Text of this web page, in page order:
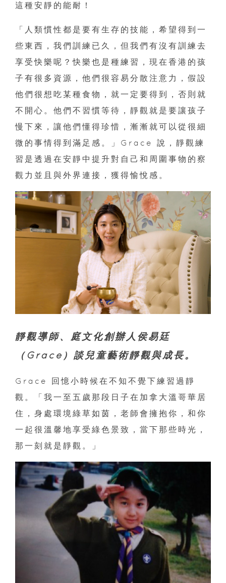
這種安靜的能耐！
「人類慣性都是要有生存的技能，希望得到一
些東西，我們訓練已久，但我們有沒有訓練去
享受快樂呢？快樂也是種練習，現在香港的孩
子有很多資源，他們很容易分散注意力，假設
他們很想吃某種食物，就一定要得到，否則就
不開心。他們不習慣等待，靜觀就是要讓孩子
慢下來，讓他們懂得珍惜，漸漸就可以從很細
微的事情得到滿足感。」Grace 說，靜觀練
習是透過在安靜中提升對自己和周圍事物的察
觀力並且與外界連接，獲得愉悅感。
靜觀導師、庭文化創辦人侯易廷
（Grace）談兒童藝術靜觀與成長。
Grace 回憶小時候在不知不覺下練習過靜
觀。「我一至五歲那段日子在加拿大溫哥華居
住，身處環境綠草如茵，老師會擁抱你，和你
一起很溫馨地享受綠色景致，當下那些時光，
那一刻就是靜觀。」